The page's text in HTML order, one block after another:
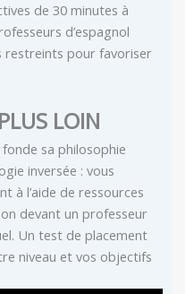
de 30 minutes à
d’espagnol
restreints pour favoriser
LOIN
sa philosophie
inversée : vous
à l’aide de ressources
devant un professeur
Un test de placement
niveau et vos objectifs